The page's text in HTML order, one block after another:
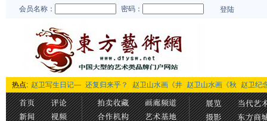
会员名称： 密码： 登陆
热点: 赵卫写生日记— 还复归来乎？ 赵卫山水画《井 赵卫山水画《秋 赵卫纪